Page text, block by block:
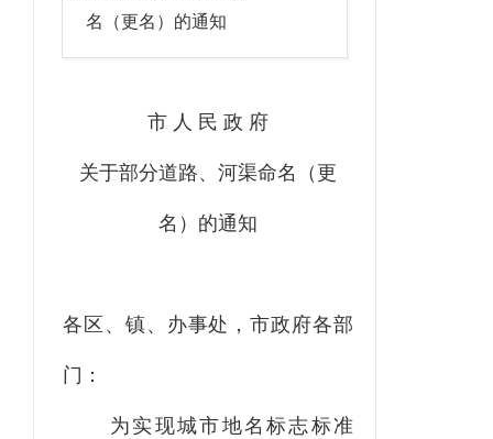
名（更名）的通知
市 人 民 政 府
关于部分道路、河渠命名（更
名） 的通知
各区、镇、办事处，市政府各部
门：
为实现城市地名标志标准